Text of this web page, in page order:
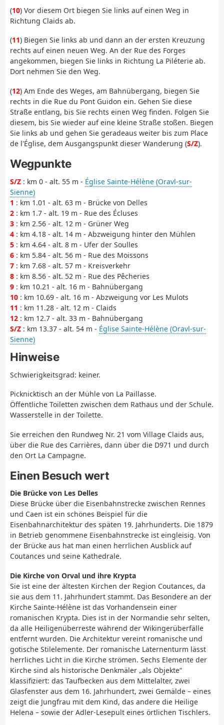
(10) Vor diesem Ort biegen Sie links auf einen Weg in
Richtung Claids ab.
(11) Biegen Sie links ab und dann an der ersten Kreuzung
rechts auf einen neuen Weg. An der Rue des Forges
angekommen, biegen Sie links in Richtung La Piléterie ab.
Dort nehmen Sie den Weg.
(12) Am Ende des Weges, am Bahnübergang, biegen Sie
rechts in die Rue du Pont Guidon ein. Gehen Sie diese
Straße entlang, bis Sie rechts einen Weg finden. Folgen Sie
diesem, bis Sie wieder auf eine kleine Straße stoßen. Biegen
Sie links ab und gehen Sie geradeaus weiter bis zum Place
de l'Église, dem Ausgangspunkt dieser Wanderung (S/Z).
Wegpunkte
S/Z : km 0 - alt. 55 m - Église Sainte-Hélène (Oravl-sur-
Sienne)
1 : km 1.01 - alt. 63 m - Brücke von Delles
2 : km 1.7 - alt. 19 m - Rue des Écluses
3 : km 2.56 - alt. 12 m - Grüner Weg
4 : km 4.18 - alt. 14 m - Abzweigung hinter den Mühlen
5 : km 4.64 - alt. 8 m - Ufer der Soulles
6 : km 5.84 - alt. 56 m - Rue des Moissons
7 : km 7.68 - alt. 57 m - Kreisverkehr
8 : km 8.56 - alt. 52 m - Rue des Pêcheries
9 : km 10.21 - alt. 16 m - Bahnübergang
10 : km 10.69 - alt. 16 m - Abzweigung vor Les Mulots
11 : km 11.28 - alt. 12 m - Claids
12 : km 12.7 - alt. 33 m - Bahnübergang
S/Z : km 13.37 - alt. 54 m - Église Sainte-Hélène (Oravl-sur-
Sienne)
Hinweise
Schwierigkeitsgrad: keiner.
Picknicktisch an der Mühle von La Paillasse.
Öffentliche Toiletten zwischen dem Rathaus und der Schule.
Wasserstelle in der Toilette.
Sie erreichen den Rundweg Nr. 21 vom Village Claids aus,
über die Rue des Carrières, dann über die D971 und durch
den Ort La Campagne.
Einen Besuch wert
Die Brücke von Les Delles
Diese Brücke über die Eisenbahnstrecke zwischen Rennes
und Caen ist ein schönes Beispiel für die
Eisenbahnarchitektur des späten 19. Jahrhunderts. Die 1879
in Betrieb genommene Eisenbahnstrecke ist eingleisig. Von
der Brücke aus hat man einen herrlichen Ausblick auf
Coutances und seine Kathedrale.
Die Kirche von Orval und ihre Krypta
Sie ist eine der ältesten Kirchen der Region Coutances, da
sie aus dem 11. Jahrhundert stammt. Das Besondere an der
Kirche Sainte-Hélène ist das Vorhandensein einer
romanischen Krypta. Dies ist in der Normandie sehr selten,
da alle Heiligenüberreste während der Wikingerüberfälle
entfernt wurden. Die Architektur vereint romanische und
gotische Stilelemente. Der romanische Laternenturm lässt
herrliches Licht in die Kirche strömen. Sechs Elemente der
Kirche sind als historische Denkmäler „als Objekte“
klassifiziert: das Taufbecken aus dem Mittelalter, zwei
Glasfenster aus dem 16. Jahrhundert, zwei Gemälde – eines
zeigt die Jungfrau mit dem Kind, das andere die Heilige
Helena – sowie der Adler-Lesepult eines örtlichen Tischlers.